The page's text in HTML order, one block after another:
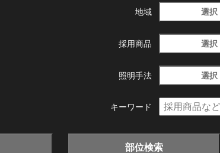
地域 選択
採用商品 選択
照明手法 選択
キーワード
部位検索